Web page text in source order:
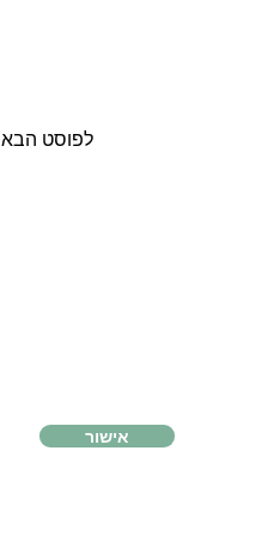
לפוסט הבא
אישור